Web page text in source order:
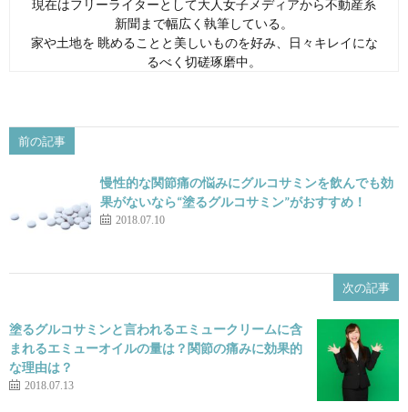
現在はフリーライターとして大人女子メディアから不動産系
新聞まで幅広く執筆している。
家や土地を 眺めることと美しいものを好み、日々キレイにな
るべく切磋琢磨中。
前の記事
慢性的な関節痛の悩みにグルコサミンを飲んでも効
果がないなら“塗るグルコサミン”がおすすめ！
2018.07.10
次の記事
塗るグルコサミンと言われるエミュークリームに含
まれるエミューオイルの量は？関節の痛みに効果的
な理由は？
2018.07.13